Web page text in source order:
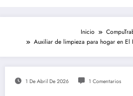
Inicio
Auxiliar de limpieza para hogar en El
1 De Abril De 2026 1 Comentarios